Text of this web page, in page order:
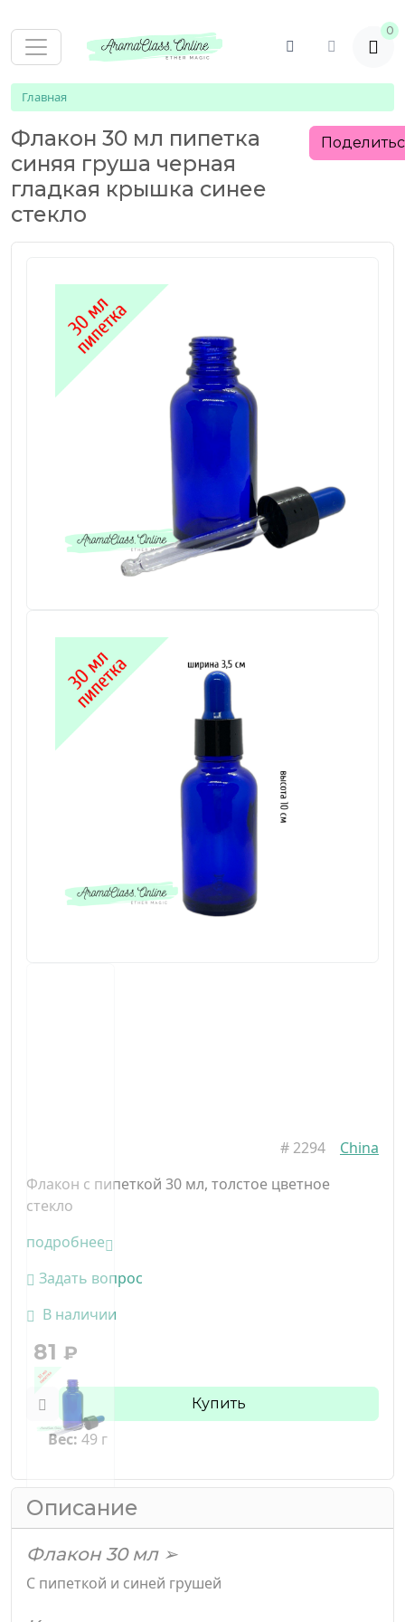
0
Главная
Флакон 30 мл пипетка
синяя груша черная
гладкая крышка синее
стекло
# 2294
China
Флакон с пипеткой 30 мл, толстое цветное
стекло
подробнее
Задать вопрос
В наличии
81 ₽
Купить
Вес: 49 г
Описание
Флакон 30 мл ➢
С пипеткой и синей грушей